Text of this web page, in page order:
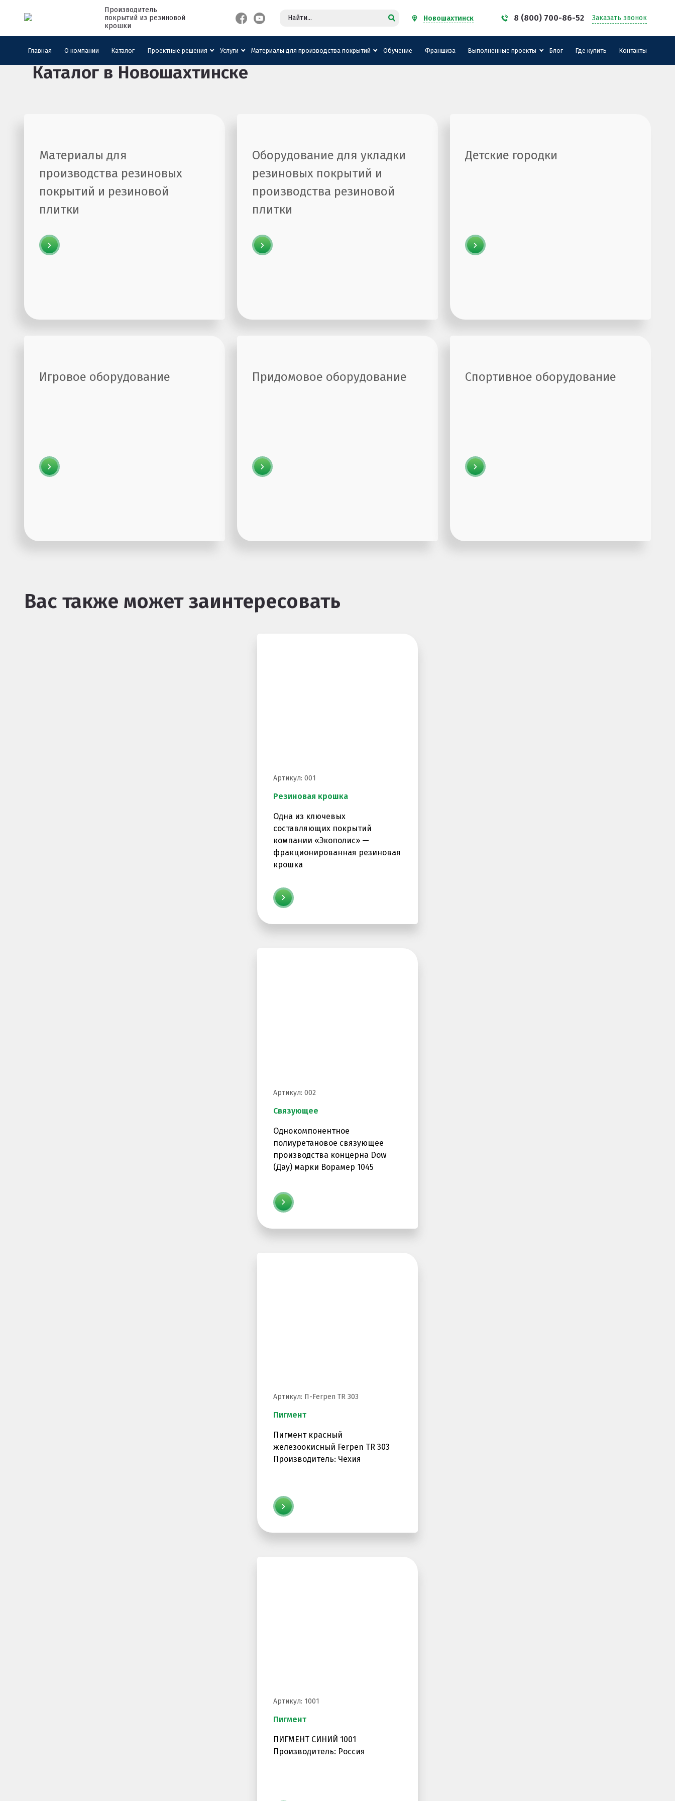
Производитель
покрытий из резиновой
крошки
Новошахтинск 8 (800) 700-86-52 Заказать звонок
Главная О компании Каталог Проектные решения Услуги Материалы для производства покрытий Обучение Франшиза Выполненные проекты Блог Где купить Контакты
Главная
Каталог в Новошахтинске
Материалы для
производства резиновых
покрытий и резиновой
плитки
Оборудование для укладки
резиновых покрытий и
производства резиновой
плитки
Детские городки
Игровое оборудование Придомовое оборудование Спортивное оборудование
Вас также может заинтересовать
Артикул: 001
Резиновая крошка
Одна из ключевых
составляющих покрытий
компании «Экополис» —
фракционированная резиновая
крошка
Артикул: 002
Связующее
Однокомпонентное
полиуретановое связующее
производства концерна Dow
(Дау) марки Ворамер 1045
Артикул: П-Ferpen TR 303
Пигмент
Пигмент красный
железоокисный Ferpen TR 303
Производитель: Чехия
Артикул: 1001
Пигмент
ПИГМЕНТ СИНИЙ 1001
Производитель: Россия